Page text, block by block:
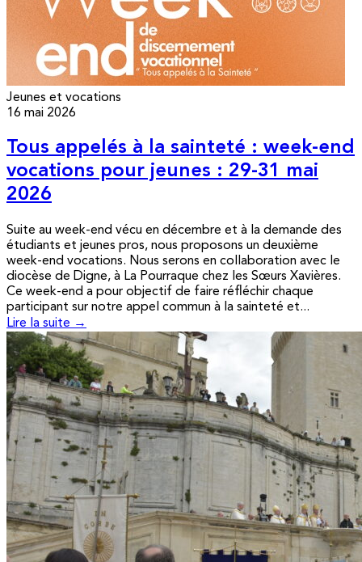
Jeunes et vocations
16 mai 2026
Tous appelés à la sainteté : week-end
vocations pour jeunes : 29-31 mai
2026
Suite au week-end vécu en décembre et à la demande des
étudiants et jeunes pros, nous proposons un deuxième
week-end vocations. Nous serons en collaboration avec le
diocèse de Digne, à La Pourraque chez les Sœurs Xavières.
Ce week-end a pour objectif de faire réfléchir chaque
participant sur notre appel commun à la sainteté et...
Lire la suite →